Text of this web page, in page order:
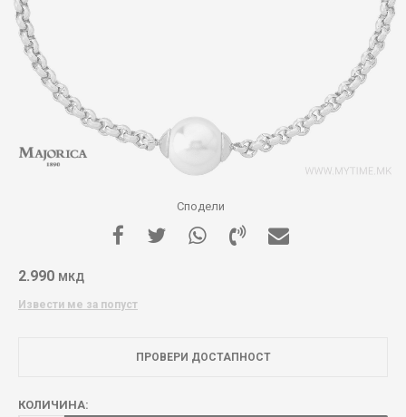
Сподели
2.990 МКД
Извести ме за попуст
ПРОВЕРИ ДОСТАПНОСТ
КОЛИЧИНА: